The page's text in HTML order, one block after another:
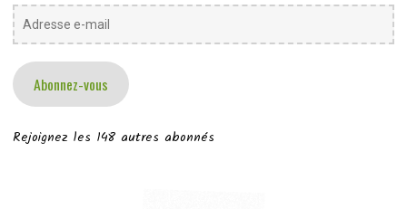
Adresse
e-
Abonnez-vous
Rejoignez les 148 autres abonnés